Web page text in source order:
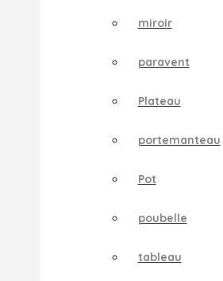
miroir
paravent
Plateau
portemanteau
Pot
poubelle
tableau